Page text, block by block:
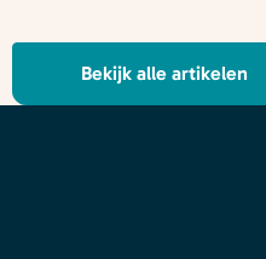
Bekijk alle artikelen